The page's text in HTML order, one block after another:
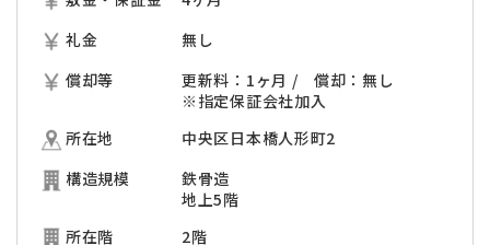
礼金
無し
償却等
更新料：1ヶ月 / 償却：無し
※指定保証会社加入
所在地
中央区日本橋人形町2
構造規模
鉄骨造
地上5階
所在階
2階